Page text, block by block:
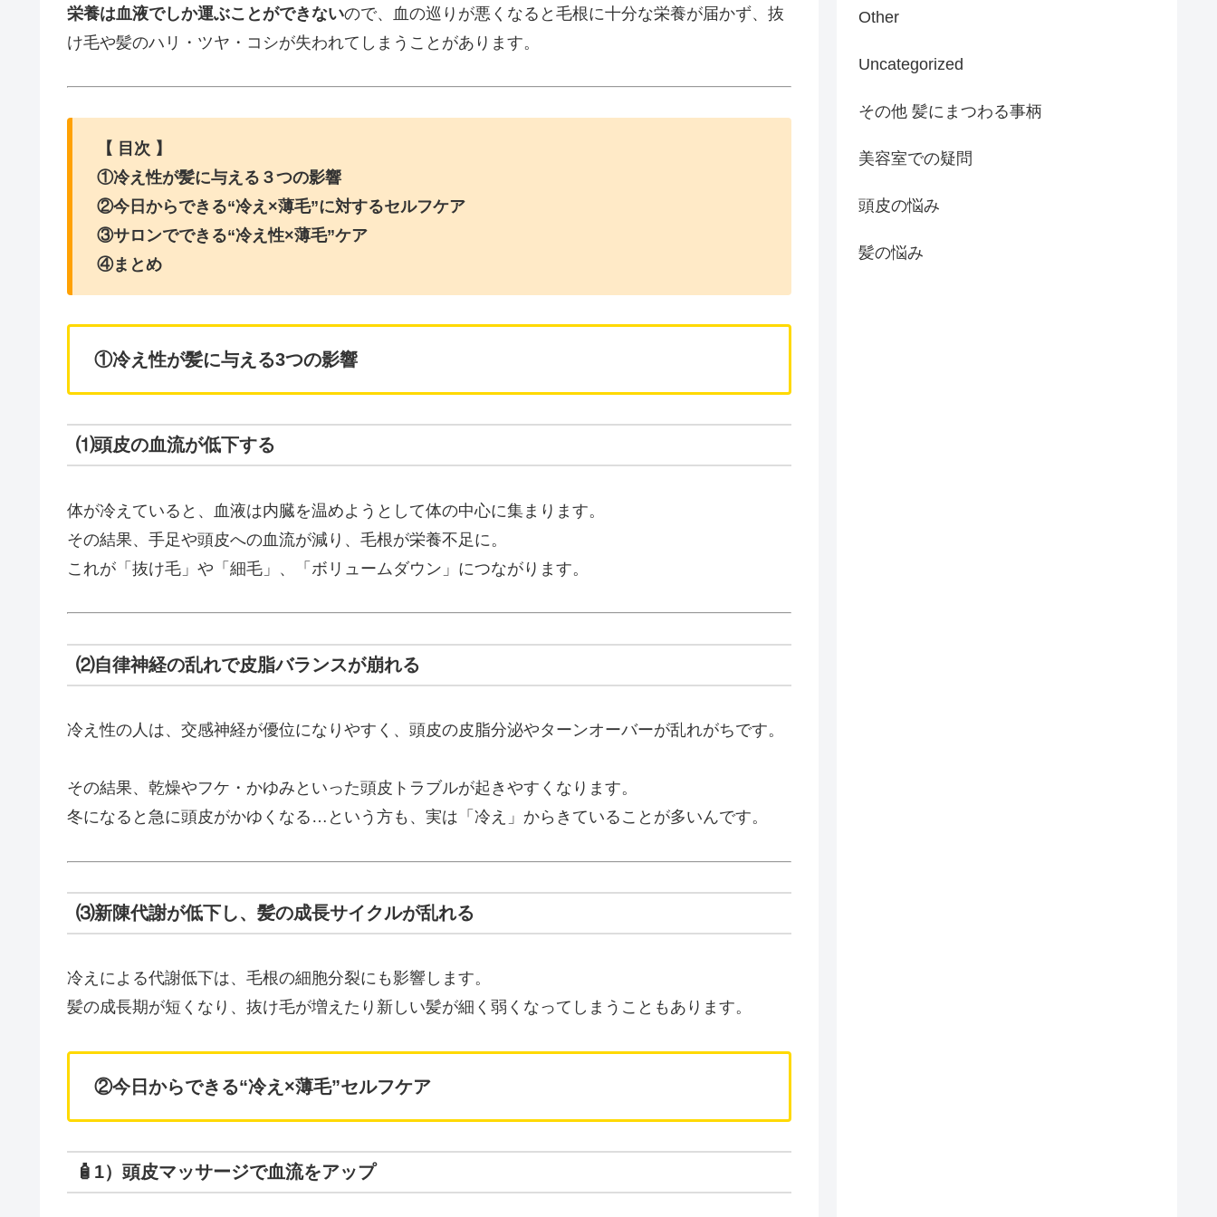
栄養は血液でしか運ぶことができないので、血の巡りが悪くなると毛根に十分な栄養が届かず、抜
け毛や髪のハリ・ツヤ・コシが失われてしまうことがあります。
【 目次 】
①冷え性が髪に与える３つの影響
②今日からできる“冷え×薄毛”に対するセルフケア
③サロンでできる“冷え性×薄毛”ケア
④まとめ
①冷え性が髪に与える3つの影響
⑴頭皮の血流が低下する
体が冷えていると、血液は内臓を温めようとして体の中心に集まります。
その結果、手足や頭皮への血流が減り、毛根が栄養不足に。
これが「抜け毛」や「細毛」、「ボリュームダウン」につながります。
⑵自律神経の乱れで皮脂バランスが崩れる
冷え性の人は、交感神経が優位になりやすく、頭皮の皮脂分泌やターンオーバーが乱れがちです。
その結果、乾燥やフケ・かゆみといった頭皮トラブルが起きやすくなります。
冬になると急に頭皮がかゆくなる…という方も、実は「冷え」からきていることが多いんです。
⑶新陳代謝が低下し、髪の成長サイクルが乱れる
冷えによる代謝低下は、毛根の細胞分裂にも影響します。
髪の成長期が短くなり、抜け毛が増えたり新しい髪が細く弱くなってしまうこともあります。
②今日からできる“冷え×薄毛”セルフケア
🧴1）頭皮マッサージで血流をアップ
Other
Uncategorized
その他 髪にまつわる事柄
美容室での疑問
頭皮の悩み
髪の悩み